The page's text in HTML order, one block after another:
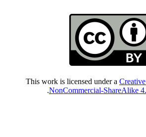
This work is licensed under a
NonCommercial-ShareAlike
.